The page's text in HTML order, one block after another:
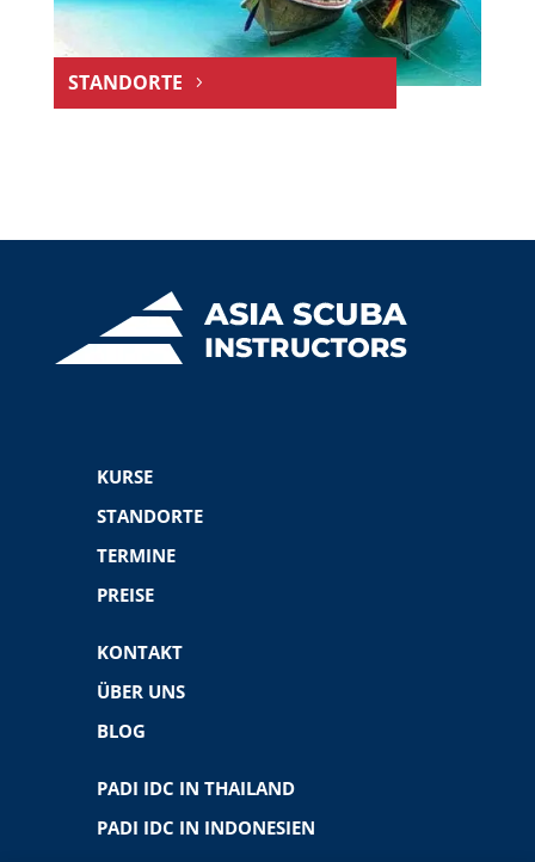
STANDORTE
KURSE
STANDORTE
TERMINE
PREISE
KONTAKT
ÜBER UNS
BLOG
PADI IDC IN THAILAND
PADI IDC IN INDONESIEN